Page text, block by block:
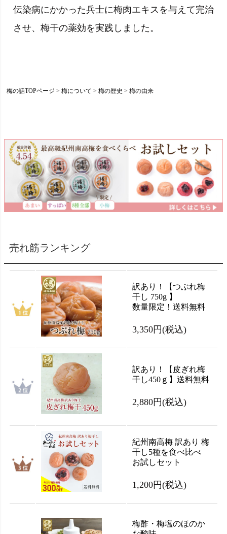
伝染病にかかった兵士に梅肉エキスを与えて完治
させ、梅干の薬効を実践しました。
梅の話TOPページ 梅について 梅の歴史 梅の由来
売れ筋ランキング
訳あり！【つぶれ梅
干し 750g 】
数量限定！送料無料
3,350円(税込)
訳あり！【皮ぎれ梅
干し450ｇ】送料無料
2,880円(税込)
紀州南高梅 訳あり 梅
干し5種を食べ比べ
お試しセット
1,200円(税込)
梅酢・梅塩のほのか